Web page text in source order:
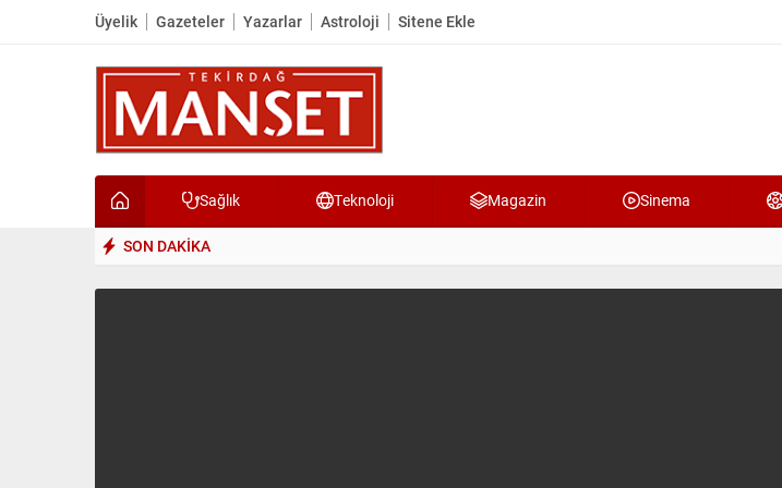
Üyelik Gazeteler Yazarlar Astroloji Sitene Ekle
Sağlık Teknoloji Magazin Sinema
SON DAKİKA